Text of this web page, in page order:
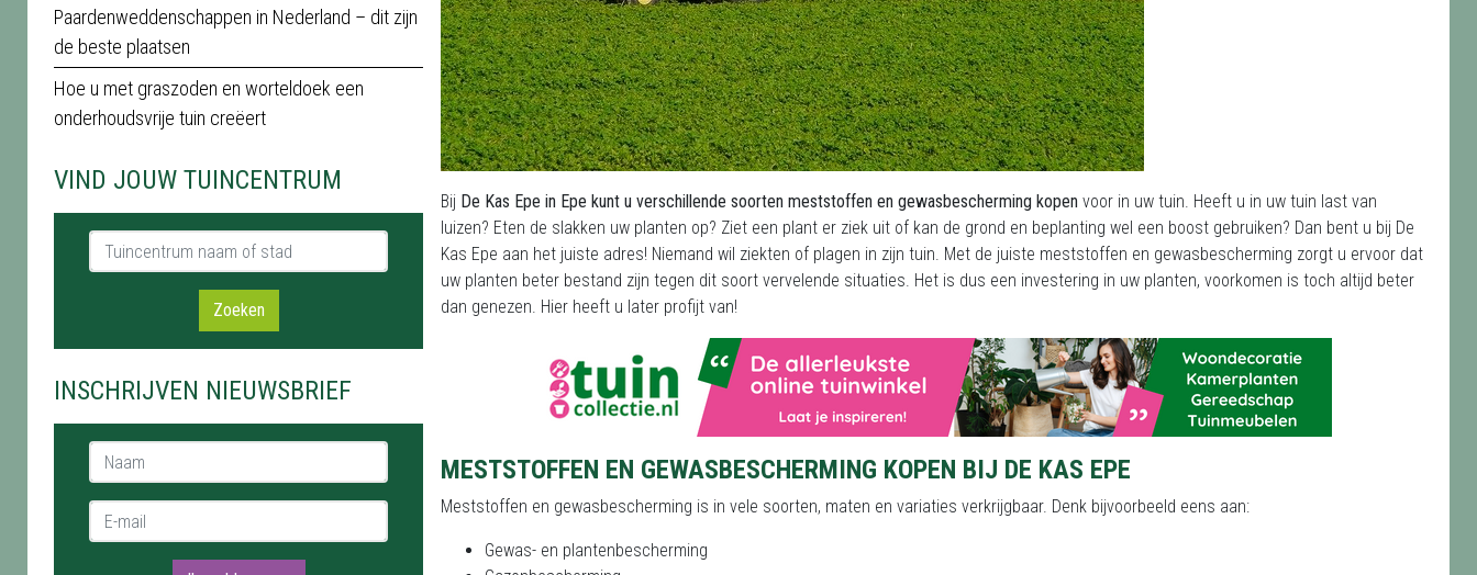
Paardenweddenschappen in Nederland – dit zijn
de beste plaatsen
Hoe u met graszoden en worteldoek een
onderhoudsvrije tuin creëert
VIND JOUW TUINCENTRUM
Tuincentrum naam of stad
Zoeken
INSCHRIJVEN NIEUWSBRIEF
Naam *
E-mail *
Bij De Kas Epe in Epe kunt u verschillende soorten meststoffen en gewasbescherming kopen voor in uw tuin. Heeft u in uw tuin last van
luizen? Eten de slakken uw planten op? Ziet een plant er ziek uit of kan de grond en beplanting wel een boost gebruiken? Dan bent u bij De
Kas Epe aan het juiste adres! Niemand wil ziekten of plagen in zijn tuin. Met de juiste meststoffen en gewasbescherming zorgt u ervoor dat
uw planten beter bestand zijn tegen dit soort vervelende situaties. Het is dus een investering in uw planten, voorkomen is toch altijd beter
dan genezen. Hier heeft u later profijt van!
MESTSTOFFEN EN GEWASBESCHERMING KOPEN BIJ DE KAS EPE
Meststoffen en gewasbescherming is in vele soorten, maten en variaties verkrijgbaar. Denk bijvoorbeeld eens aan:
Gewas- en plantenbescherming